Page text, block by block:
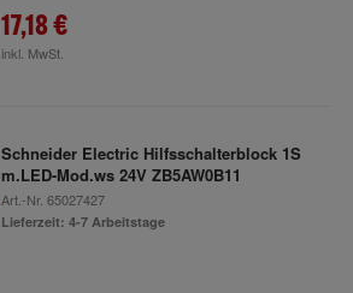
17,18 €
inkl. MwSt.
Schneider Electric Hilfsschalterblock 1S
m.LED-Mod.ws 24V ZB5AW0B11
Art.-Nr. 65027427
Lieferzeit: 4-7 Arbeitstage